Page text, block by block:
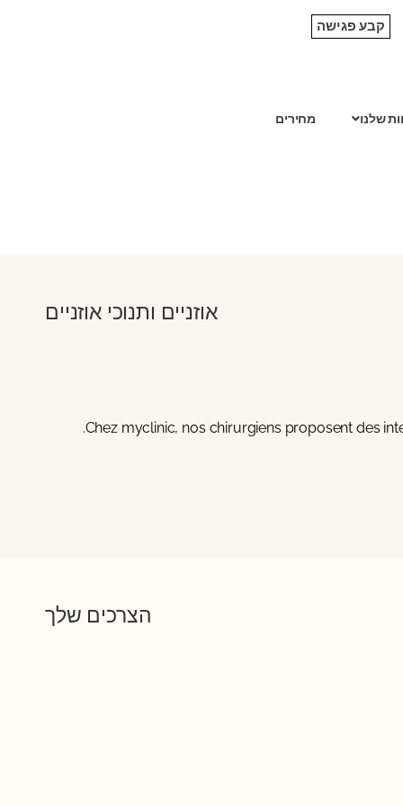
קבע פגישה
שלנו מחירים
אוזניים ותנוכי אוזניים
Chez myclinic, nos chirurgiens proposent des
הצרכים שלך